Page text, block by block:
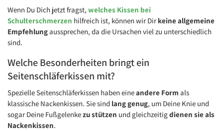
Wenn Du Dich jetzt fragst, welches Kissen bei
Schulterschmerzen hilfreich ist, können wir Dir keine allgemeine
Empfehlungaussprechen, da die Ursachen viel zu unterschiedlich
sind.
Welche Besonderheiten bringt ein
Seitenschläferkissen mit?
Spezielle Seitenschläferkissen haben eineandere Form als
klassische Nackenkissen. Sie sind lang genug, um Deine Knie und
sogar Deine Fußgelenkezu stützen und gleichzeitigdienen sie als
Nackenkissen.